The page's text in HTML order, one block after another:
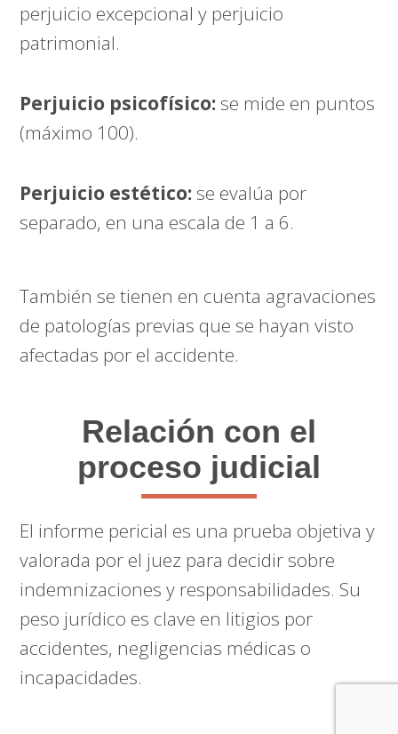
perjuicio excepcional y perjuicio
patrimonial.
Perjuicio psicofísico: se mide en puntos
(máximo 100).
Perjuicio estético: se evalúa por
separado, en una escala de 1 a 6.
También se tienen en cuenta agravaciones
de patologías previas que se hayan visto
afectadas por el accidente.
Relación con el
proceso judicial
El informe pericial es una prueba objetiva y
valorada por el juez para decidir sobre
indemnizaciones y responsabilidades. Su
peso jurídico es clave en litigios por
accidentes, negligencias médicas o
incapacidades.